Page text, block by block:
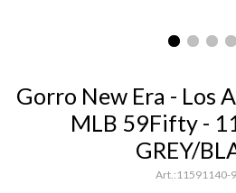
Gorro New Era - Los
MLB 59Fifty -
GREY/
11591140-